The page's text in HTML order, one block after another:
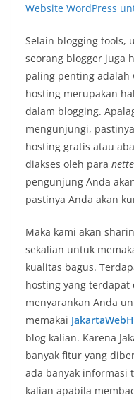
Website WordPress
Selain blogging tools,
seorang blogger juga
paling penting adalah
hosting merupakan
dalam blogging.
mengunjungi,
hosting gratis atau
diakses oleh para
pengunjung Anda
pastinya Anda akan
Maka kami akan
sekalian untuk
kualitas bagus.
hosting yang terdapat
menyarankan Anda
memakai
blog kalian. Karena
banyak fitur yang
ada banyak informasi
kalian apabila